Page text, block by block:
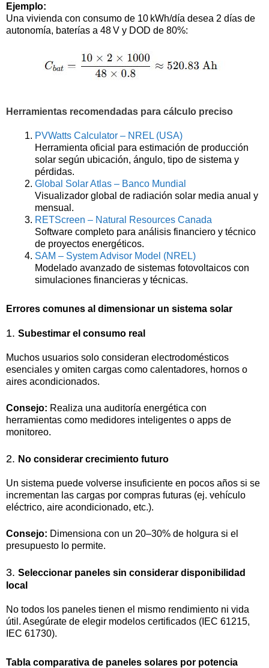
Ejemplo:
Una vivienda con consumo de 10 kWh/día desea 2 días de
autonomía, baterías a 48 V y DOD de 80%:
Herramientas recomendadas para cálculo preciso
PVWatts Calculator – NREL (USA)
Herramienta oficial para estimación de producción
solar según ubicación, ángulo, tipo de sistema y
pérdidas.
Global Solar Atlas – Banco Mundial
Visualizador global de radiación solar media anual y
mensual.
RETScreen – Natural Resources Canada
Software completo para análisis financiero y técnico
de proyectos energéticos.
SAM – System Advisor Model (NREL)
Modelado avanzado de sistemas fotovoltaicos con
simulaciones financieras y técnicas.
Errores comunes al dimensionar un sistema solar
1. Subestimar el consumo real
Muchos usuarios solo consideran electrodomésticos
esenciales y omiten cargas como calentadores, hornos o
aires acondicionados.
Consejo: Realiza una auditoría energética con
herramientas como medidores inteligentes o apps de
monitoreo.
2. No considerar crecimiento futuro
Un sistema puede volverse insuficiente en pocos años si se
incrementan las cargas por compras futuras (ej. vehículo
eléctrico, aire acondicionado, etc.).
Consejo: Dimensiona con un 20–30% de holgura si el
presupuesto lo permite.
3. Seleccionar paneles sin considerar disponibilidad
local
No todos los paneles tienen el mismo rendimiento ni vida
útil. Asegúrate de elegir modelos certificados (IEC 61215,
IEC 61730).
Tabla comparativa de paneles solares por potencia